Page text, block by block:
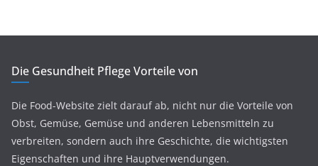
Die Gesundheit Pflege Vorteile von
Die Food-Website zielt darauf ab, nicht nur die Vorteile von
Obst, Gemüse, Gemüse und anderen Lebensmitteln zu
verbreiten, sondern auch ihre Geschichte, die wichtigsten
Eigenschaften und ihre Hauptverwendungen.